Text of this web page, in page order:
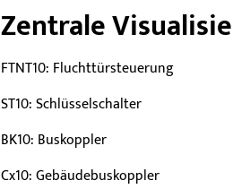
Zentrale
FTNT10: Fluchttürsteuerung
ST10: Schlüsselschalter
BK10: Buskoppler
Cx10: Gebäudebuskoppler